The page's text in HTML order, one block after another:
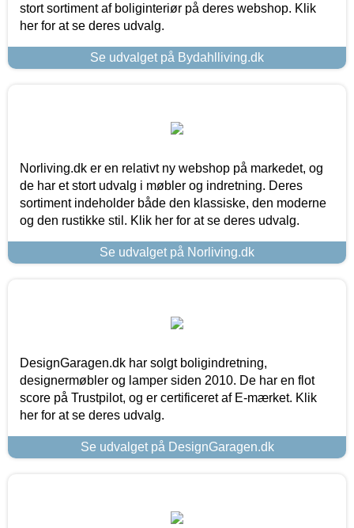
stort sortiment af boliginteriør på deres webshop. Klik
her for at se deres udvalg.
Se udvalget på Bydahlliving.dk
Norliving.dk er en relativt ny webshop på markedet, og
de har et stort udvalg i møbler og indretning. Deres
sortiment indeholder både den klassiske, den moderne
og den rustikke stil. Klik her for at se deres udvalg.
Se udvalget på Norliving.dk
DesignGaragen.dk har solgt boligindretning,
designermøbler og lamper siden 2010. De har en flot
score på Trustpilot, og er certificeret af E-mærket. Klik
her for at se deres udvalg.
Se udvalget på DesignGaragen.dk